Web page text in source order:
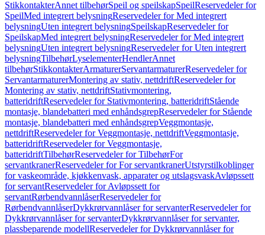
StikkontakterAnnet tilbehørSpeil og speilskapSpeilReservedeler for
SpeilMed integrert belysningReservedeler for Med integrert
belysningUten integrert belysningSpeilskapReservedeler for
SpeilskapMed integrert belysningReservedeler for Med integrert
belysningUten integrert belysningReservedeler for Uten integrert
belysningTilbehørLyselementerHendlerAnnet
tilbehørStikkontakterArmaturerServantarmaturerReservedeler for
ServantarmaturerMontering av stativ, nettdriftReservedeler for
Montering av stativ, nettdriftStativmontering,
batteridriftReservedeler for Stativmontering, batteridriftStående
montasje, blandebatteri med enhåndsgrepReservedeler for Stående
montasje, blandebatteri med enhåndsgrepVeggmontasje,
nettdriftReservedeler for Veggmontasje, nettdriftVeggmontasje,
batteridriftReservedeler for Veggmontasje,
batteridriftTilbehørReservedeler for TilbehørFor
servantkranerReservedeler for For servantkranerUtstyrstilkoblinger
for vaskeområde, kjøkkenvask, apparater og utslagsvaskAvløpssett
for servantReservedeler for Avløpssett for
servantRørbendvannlåserReservedeler for
RørbendvannlåserDykkrørvannlåser for servanterReservedeler for
Dykkrørvannlåser for servanterDykkrørvannlåser for servanter,
plassbeparende modellReservedeler for Dykkrørvannlåser for